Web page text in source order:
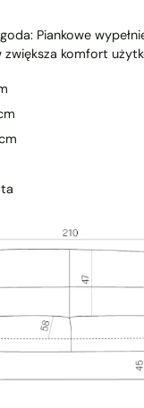
Piankowe
zwiększa komfort